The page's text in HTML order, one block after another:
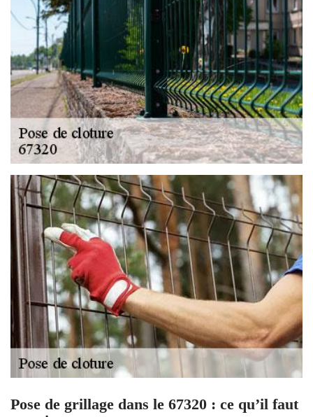
Pose de grillage dans le 67320 : ce qu’il faut